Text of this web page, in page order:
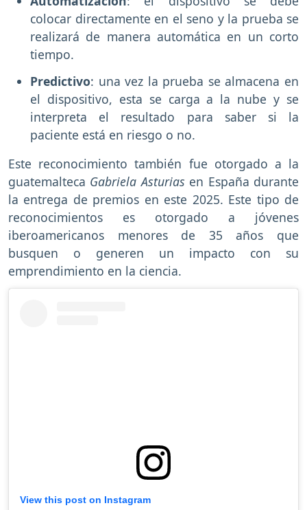
colocar directamente en el seno y la prueba se
realizará de manera automática en un corto
tiempo.
Predictivo: una vez la prueba se almacena en
el dispositivo, esta se carga a la nube y se
interpreta el resultado para saber si la
paciente está en riesgo o no.
Este reconocimiento también fue otorgado a la
guatemalteca Gabriela Asturias en España durante
la entrega de premios en este 2025. Este tipo de
reconocimientos es otorgado a jóvenes
iberoamericanos menores de 35 años que
busquen o generen un impacto con su
emprendimiento en la ciencia.
View this post on Instagram